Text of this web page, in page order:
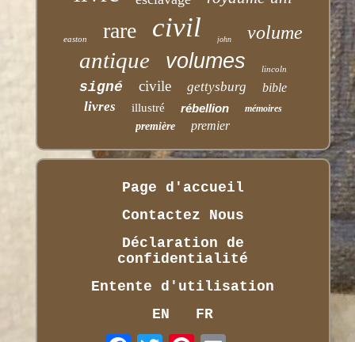
easton rare civil john volume
antique volumes lincoln
signé civile gettysburg bible
livres illustré rébellion mémoires
première premier
Page d'accueil
Contactez Nous
Déclaration de
confidentialité
Entente d'utilisation
EN
FR